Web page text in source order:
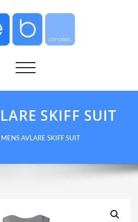
Afficher/masquer la navigation
SKIFF SUIT
MENS AVLARE SKIFF SUIT